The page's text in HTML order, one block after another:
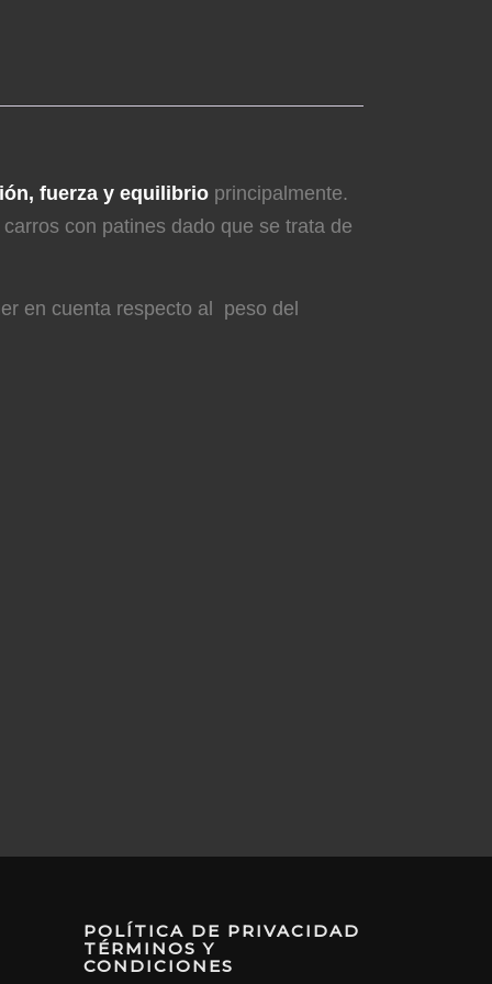
fuerza y equilibrio principalmente.
con patines dado que se trata de
en cuenta respecto al peso del
POLÍTICA DE PRIVACIDAD
TÉRMINOS Y
CONDICIONES